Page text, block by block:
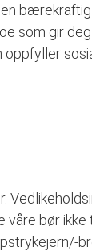
bærekraftig
som gir
bør ikke